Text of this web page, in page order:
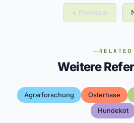
« Previous
RELATED
Weitere
Agrarforschung Osterhase
Hundekot